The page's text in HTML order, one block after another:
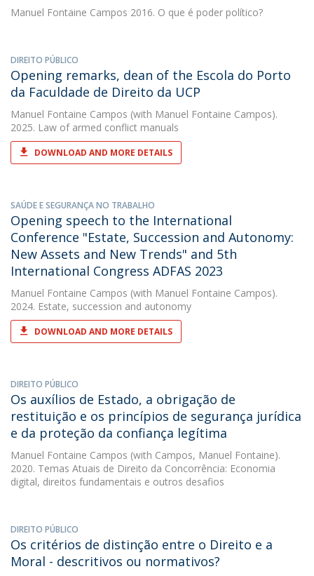
Manuel Fontaine Campos 2016. O que é poder político?
DIREITO PÚBLICO
Opening remarks, dean of the Escola do Porto
da Faculdade de Direito da UCP
Manuel Fontaine Campos (with Manuel Fontaine Campos).
2025. Law of armed conflict manuals
DOWNLOAD AND MORE DETAILS
SAÚDE E SEGURANÇA NO TRABALHO
Opening speech to the International
Conference "Estate, Succession and Autonomy:
New Assets and New Trends" and 5th
International Congress ADFAS 2023
Manuel Fontaine Campos (with Manuel Fontaine Campos).
2024. Estate, succession and autonomy
DOWNLOAD AND MORE DETAILS
DIREITO PÚBLICO
Os auxílios de Estado, a obrigação de
restituição e os princípios de segurança jurídica
e da proteção da confiança legítima
Manuel Fontaine Campos (with Campos, Manuel Fontaine).
2020. Temas Atuais de Direito da Concorrência: Economia
digital, direitos fundamentais e outros desafios
DIREITO PÚBLICO
Os critérios de distinção entre o Direito e a
Moral - descritivos ou normativos?